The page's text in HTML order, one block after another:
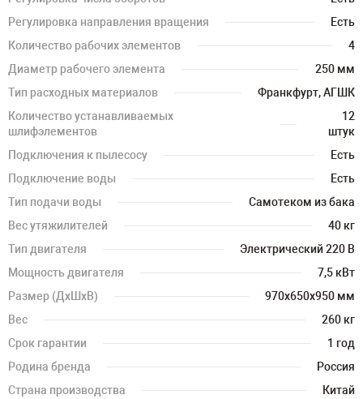
Регулировка направления вращения
Есть
Количество рабочих элементов
4
Диаметр рабочего элемента
250 мм
Тип расходных материалов
Франкфурт, АГШК
Количество устанавливаемых
шлифэлементов
12
штук
Подключения к пылесосу
Есть
Подключение воды
Есть
Тип подачи воды
Самотеком из бака
Вес утяжилителей
40 кг
Тип двигателя
Электрический 220 В
Мощность двигателя
7,5 кВт
Размер (ДхШхВ)
970х650х950 мм
Вес
260 кг
Срок гарантии
1 год
Родина бренда
Россия
Страна производства
Китай